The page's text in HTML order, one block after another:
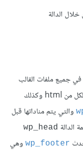
الدالة
جميع ملفات القالب
الأخرى تقريبا، حيث يحتوي على وسم الإغلاق لكل من html وكذلك
والتي يتم مناداتها قبل
wp_head
wp_footer وهي